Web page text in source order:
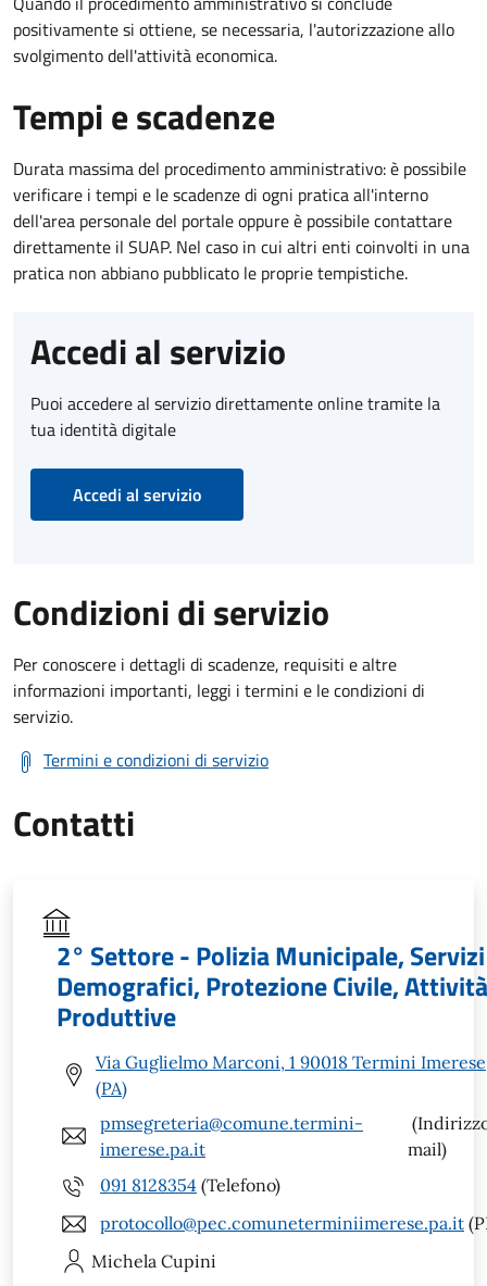
positivamente si ottiene, se necessaria, l'autorizzazione allo
svolgimento dell'attività economica.
Tempi e scadenze
Durata massima del procedimento amministrativo: è possibile
verificare i tempi e le scadenze di ogni pratica all'interno
dell'area personale del portale oppure è possibile contattare
direttamente il SUAP. Nel caso in cui altri enti coinvolti in una
pratica non abbiano pubblicato le proprie tempistiche.
Accedi al servizio
Puoi accedere al servizio direttamente online tramite la
tua identità digitale
Accedi al servizio
Condizioni di servizio
Per conoscere i dettagli di scadenze, requisiti e altre
informazioni importanti, leggi i termini e le condizioni di
servizio.
Termini e condizioni di servizio
Contatti
2° Settore - Polizia Municipale, Servizi
Demografici, Protezione Civile, Attività
Produttive
Via Guglielmo Marconi, 1 90018 Termini Imerese
(PA)
pmsegreteria@comune.termini-
imerese.pa.it
mail)
091 8128354 (Telefono)
protocollo@pec.comuneterminiimerese.pa.it
Michela Cupini